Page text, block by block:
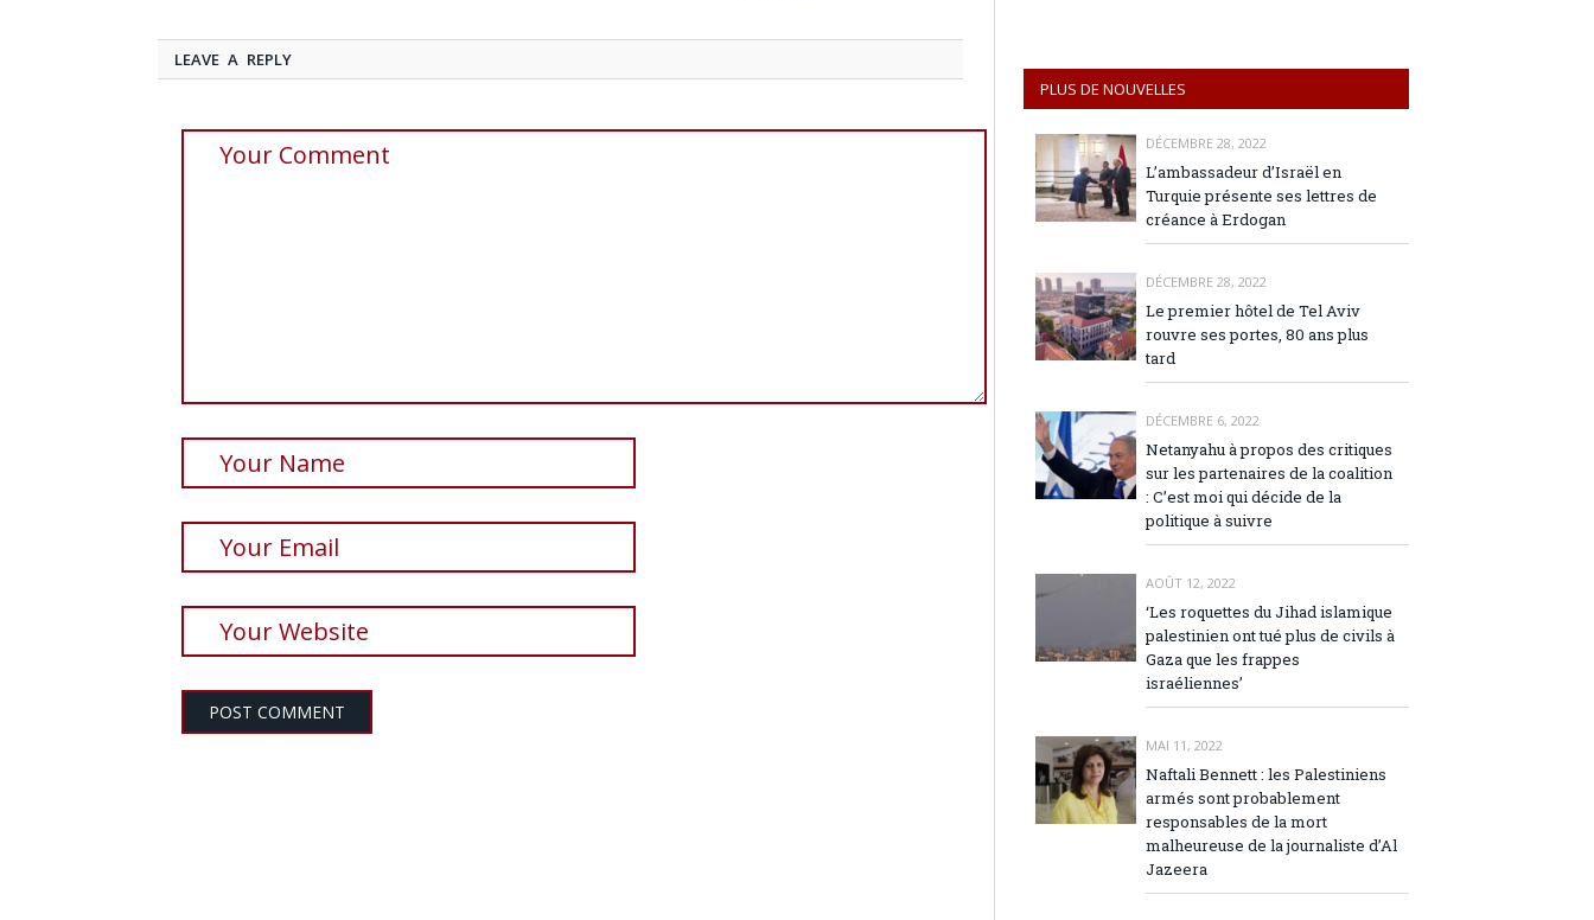
LEAVE A REPLY
PLUS DE NOUVELLES
DÉCEMBRE 28, 2022
L’ambassadeur d’Israël en
Turquie présente ses lettres de
créance à Erdogan
DÉCEMBRE 28, 2022
Le premier hôtel de Tel Aviv
rouvre ses portes, 80 ans plus
tard
DÉCEMBRE 6, 2022
Netanyahu à propos des critiques
sur les partenaires de la coalition
: C’est moi qui décide de la
politique à suivre
AOÛT 12, 2022
‘Les roquettes du Jihad islamique
palestinien ont tué plus de civils à
Gaza que les frappes
israéliennes’
MAI 11, 2022
Naftali Bennett : les Palestiniens
armés sont probablement
responsables de la mort
malheureuse de la journaliste d’Al
Jazeera